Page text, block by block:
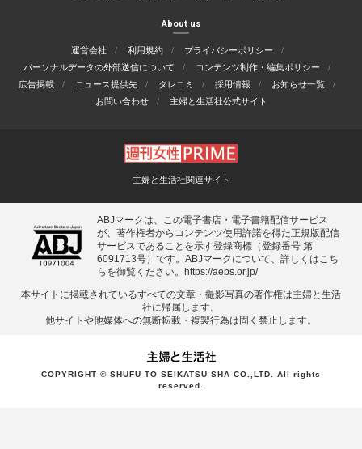
About us
運営会社 利用規約
プライバシーポリシー
パーソナルデータの外部送信について
コンテンツ制作・編集ポリシー
広告掲載
ニュース提供先 タレコミ 採用情報
お知らせ一覧
お問い合わせ
主婦と生活社公式サイト
主婦と生活社関連サイト
ABJマークは、この電子書店・電子書籍配信サービス
が、著作権者からコンテンツ使用許諾を得た正規版配信
サービスであることを示す登録商標（登録番号 第
6091713号）です。ABJマークについて、詳しくはこち
らを御覧ください。 https://aebs.or.jp/
本サイトに掲載されているすべての⽂章・撮影写真の著作権は主婦と⽣活
社に帰属します。
他サイトや他媒体への無断転載・複製⾏為は固く禁⽌します。
COPYRIGHT © SHUFU TO SEIKATSU SHA CO.,LTD. All rights
reserved.